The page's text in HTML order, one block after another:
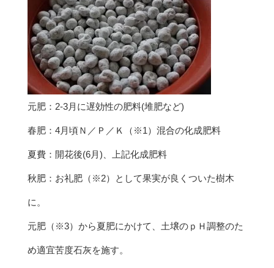
元肥：2-3月に遅効性の肥料(堆肥など)
春肥：4月頃Ｎ／Ｐ／Ｋ（※1）混合の化成肥料
夏費：開花後(6月)、上記化成肥料
秋肥：お礼肥（※2）として果実が良くついた樹木
に。
元肥（※3）から夏肥にかけて、土壌のｐＨ調整のた
め適宜苦度石灰を施す。